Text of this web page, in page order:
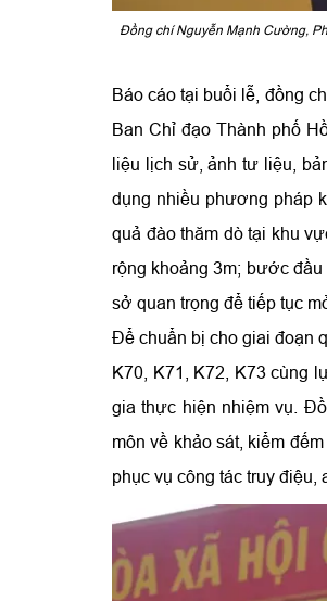
Đồng chí Nguyễn Mạnh Cường,
Báo cáo tại buổi lễ, đồng
Ban Chỉ đạo Thành phố
liệu lịch sử, ảnh tư liệu,
dụng nhiều phương pháp
quả đào thăm dò tại khu
rộng khoảng 3m; bước
sở quan trọng để tiếp tục
Để chuẩn bị cho giai đoạn
K70, K71, K72, K73 cùng
gia thực hiện nhiệm vụ.
môn về khảo sát, kiểm
phục vụ công tác truy điệu,